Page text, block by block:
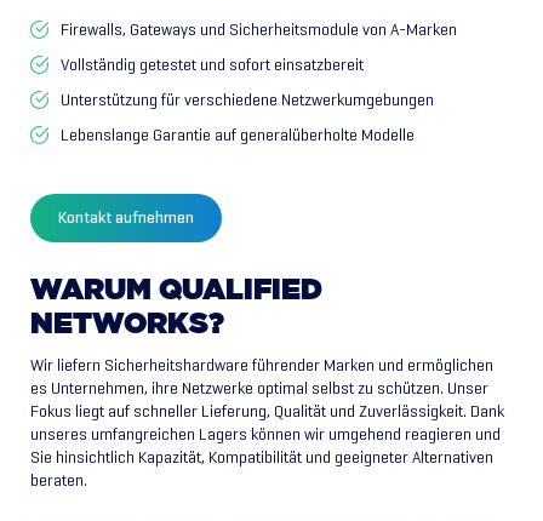
Firewalls, Gateways und Sicherheitsmodule von A-Marken
Vollständig getestet und sofort einsatzbereit
Unterstützung für verschiedene Netzwerkumgebungen
Lebenslange Garantie auf generalüberholte Modelle
Kontakt aufnehmen
WARUM QUALIFIED
NETWORKS?
Wir liefern Sicherheitshardware führender Marken und ermöglichen
es Unternehmen, ihre Netzwerke optimal selbst zu schützen. Unser
Fokus liegt auf schneller Lieferung, Qualität und Zuverlässigkeit. Dank
unseres umfangreichen Lagers können wir umgehend reagieren und
Sie hinsichtlich Kapazität, Kompatibilität und geeigneter Alternativen
beraten.